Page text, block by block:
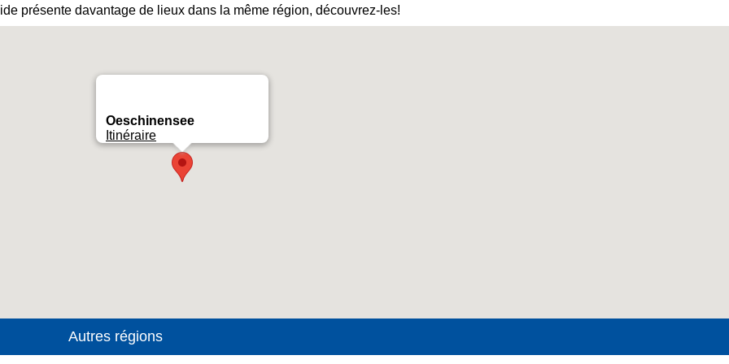
présente davantage de lieux dans la même région, découvrez-les!
Oeschinensee
Itinéraire